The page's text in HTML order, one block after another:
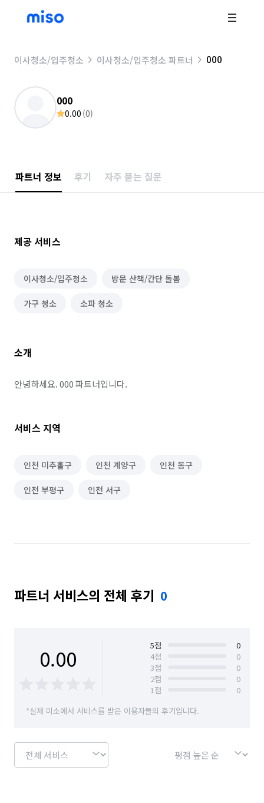
이사청소/입주청소 이사청소/입주청소 파트너 000
000
0.00 (0)
파트너 정보 후기 자주 묻는 질문
제공 서비스
이사청소/입주청소 방문 산책/간단 돌봄
가구 청소 소파 청소
소개
안녕하세요. 000 파트너입니다.
서비스 지역
인천 미추홀구 인천 계양구 인천 동구
인천 부평구 인천 서구
파트너 서비스의 전체 후기 0
0.00 5점
0
4점
0
3점
0
2점
0
1점
0
*실제 미소에서 서비스를 받은 이용자들의 후기입니다.